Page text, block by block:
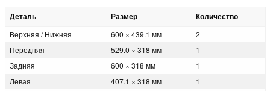
Деталь Размер Количество
Верхняя / Нижняя 600 × 439.1 мм
2
Передняя
529.0 × 318 мм
1
Задняя
600 × 318 мм
1
Левая
407.1 × 318 мм
1